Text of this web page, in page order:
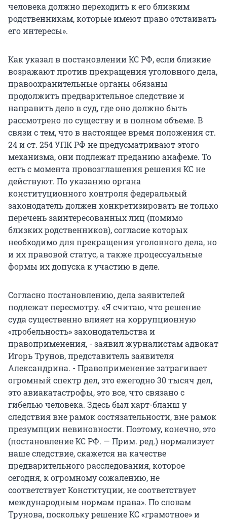
человека должно переходить к его близким
родственникам, которые имеют право отстаивать
его интересы».
Как указал в постановлении КС РФ, если близкие
возражают против прекращения уголовного дела,
правоохранительные органы обязаны
продолжить предварительное следствие и
направить дело в суд, где оно должно быть
рассмотрено по существу и в полном объеме. В
связи с тем, что в настоящее время положения ст.
24 и ст. 254 УПК РФ не предусматривают этого
механизма, они подлежат преданию анафеме. То
есть с момента провозглашения решения КС не
действуют. По указанию органа
конституционного контроля федеральный
законодатель должен конкретизировать не только
перечень заинтересованных лиц (помимо
близких родственников), согласие которых
необходимо для прекращения уголовного дела, но
и их правовой статус, а также процессуальные
формы их допуска к участию в деле.
Согласно постановлению, дела заявителей
подлежат пересмотру. «Я считаю, что решение
суда существенно влияет на коррупционную
«пробельность» законодательства и
правоприменения, - заявил журналистам адвокат
Игорь Трунов, представитель заявителя
Александрина. - Правоприменение затрагивает
огромный спектр дел, это ежегодно 30 тысяч дел,
это авиакатастрофы, это все, что связано с
гибелью человека. Здесь был карт-бланш у
следствия вне рамок состязательности, вне рамок
презумпции невиновности. Поэтому, конечно, это
(постановление КС РФ. — Прим. ред.) нормализует
наше следствие, скажется на качестве
предварительного расследования, которое
сегодня, к огромному сожалению, не
соответствует Конституции, не соответствует
международным нормам права». По словам
Трунова, поскольку решение КС «грамотное» и